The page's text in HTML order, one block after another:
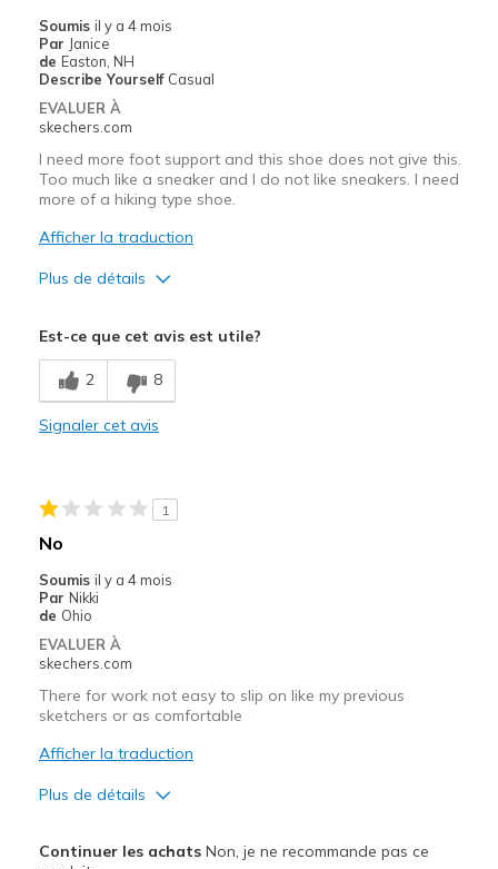
Width
Sizing
Feels true to size
View On Shoes
Soumis il y a 4 mois
Par Janice
de Easton, NH
Describe Yourself Casual
EVALUER À
skechers.com
I need more foot support and this shoe does not give this.
Too much like a sneaker and I do not like sneakers. I need
more of a hiking type shoe.
Afficher la traduction
Plus de détails
Attractive Design
Breathe Well
Durable
Stylish
No foot support. Need to return unused pair.
Les meilleures utilisations
Travel
Sizing
Est-ce que cet avis est utile?
2 8
Signaler cet avis
1
No
Soumis il y a 4 mois
Par Nikki
de Ohio
EVALUER À
skechers.com
There for work not easy to slip on like my previous
sketchers or as comfortable
Afficher la traduction
Plus de détails
Continuer les achatsNon, je ne recommande pas ce